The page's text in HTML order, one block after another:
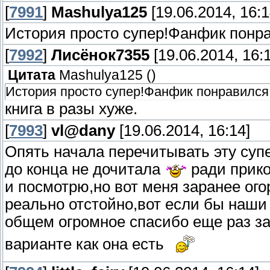
[7991] Mashulya125 [19.06.2014,
История просто супер!Фанфик
[7992] Лисёнок7355 [19.06.2014,
Цитата Mashulya125 ()
История просто супер!Фанфик
книга в разы хуже.
[7993] vl@dany[19.06.2014, 16:14]
Опять начала перечитывать эту
до конца не дочитала
ради
и посмотрю,но вот меня заранее
реально отстойно,вот если бы
общем огромное спасибо еще раз
варианте как она есть